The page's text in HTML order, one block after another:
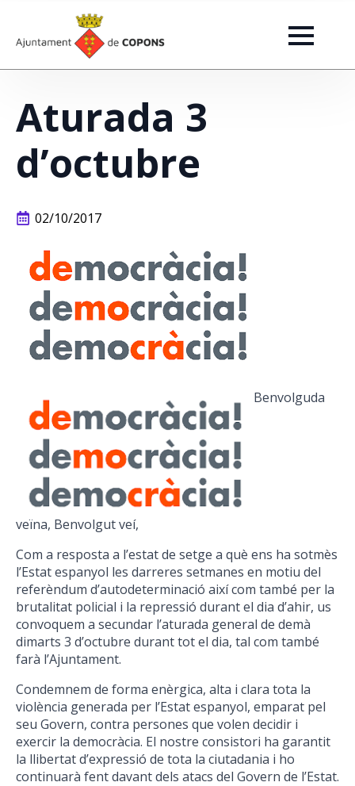
Aturada 3
d’octubre
02/10/2017
Benvolguda
veïna, Benvolgut veí,
Com a resposta a l’estat de setge a què ens ha sotmès
l’Estat espanyol les darreres setmanes en motiu del
referèndum d’autodeterminació així com també per la
brutalitat policial i la repressió durant el dia d’ahir, us
convoquem a secundar l’aturada general de demà
dimarts 3 d’octubre durant tot el dia, tal com també
farà l’Ajuntament.
Condemnem de forma enèrgica, alta i clara tota la
violència generada per l’Estat espanyol, emparat pel
seu Govern, contra persones que volen decidir i
exercir la democràcia. El nostre consistori ha garantit
la llibertat d’expressió de tota la ciutadania i ho
continuarà fent davant dels atacs del Govern de l’Estat.